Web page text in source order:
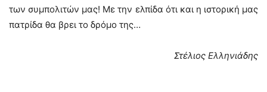
των συμπολιτών μας! Με την ελπίδα ότι και η ιστορική μας
πατρίδα θα βρει το δρόμο της…
Στέλιος Ελληνιάδης